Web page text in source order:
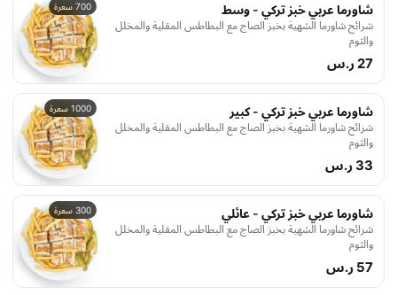
700 سعرة شاورما عربي خبز تركي - وسط
شرائح شاورما الشهية بخبز الصاج مع البطاطس المقلية والمخلل
والثوم
27 ر.س
1000 سعرة شاورما عربي خبز تركي - كبير
شرائح شاورما الشهية بخبز الصاج مع البطاطس المقلية والمخلل
والثوم
33 ر.س
300 سعرة شاورما عربي خبز تركي - عائلي
شرائح شاورما الشهية بخبز الصاج مع البطاطس المقلية والمخلل
والثوم
57 ر.س